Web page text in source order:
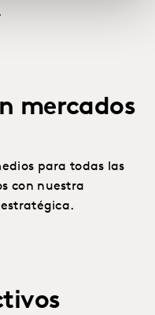
mercados
para todas las
con nuestra